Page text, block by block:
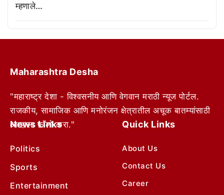
म्हणाले…
Maharashtra Desha
"महाराष्ट्र देशा - विश्वसनीय आणि वेगवान मराठी न्यूज पोर्टल.
राजकीय, सामाजिक आणि मनोरंजन क्षेत्रातील अचूक बातम्यांसाठी
आम्हाला फॉलो करा."
News Links
Politics
Sports
Entertainment
Quick Links
About Us
Contact Us
Career